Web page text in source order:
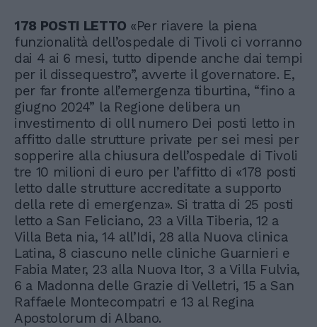
178 POSTI LETTO «Per riavere la piena
funzionalità dell’ospedale di Tivoli ci vorranno
dai 4 ai 6 mesi, tutto dipende anche dai tempi
per il dissequestro”, avverte il governatore. E,
per far fronte all’emergenza tiburtina, “fino a
giugno 2024” la Regione delibera un
investimento di olIl numero Dei posti letto in
affitto dalle strutture private per sei mesi per
sopperire alla chiusura dell’ospedale di Tivoli
tre 10 milioni di euro per l’affitto di «178 posti
letto dalle strutture accreditate a supporto
della rete di emergenza». Si tratta di 25 posti
letto a San Feliciano, 23 a Villa Tiberia, 12 a
Villa Beta nia, 14 all’Idi, 28 alla Nuova clinica
Latina, 8 ciascuno nelle cliniche Guarnieri e
Fabia Mater, 23 alla Nuova Itor, 3 a Villa Fulvia,
6 a Madonna delle Grazie di Velletri, 15 a San
Raffaele Montecompatri e 13 al Regina
Apostolorum di Albano.